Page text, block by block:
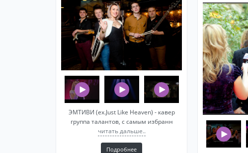
ЭМТИВИ (ex.Just Like Heaven) - кавер
группа талантов, с самым избранн
читать дальше..
Подробнее